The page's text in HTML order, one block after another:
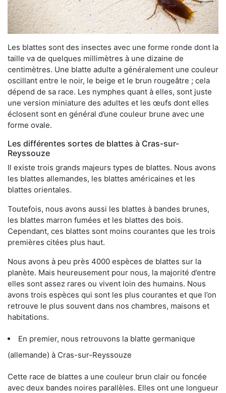
Les blattes sont des insectes avec une forme ronde dont la
taille va de quelques millimètres à une dizaine de
centimètres. Une blatte adulte a généralement une couleur
oscillant entre le noir, le beige et le brun rougeâtre ; cela
dépend de sa race. Les nymphes quant à elles, sont juste
une version miniature des adultes et les œufs dont elles
éclosent sont en général d’une couleur brune avec une
forme ovale.
Les différentes sortes de blattes à Cras-sur-
Reyssouze
Il existe trois grands majeurs types de blattes. Nous avons
les blattes allemandes, les blattes américaines et les
blattes orientales.
Toutefois, nous avons aussi les blattes à bandes brunes,
les blattes marron fumées et les blattes des bois.
Cependant, ces blattes sont moins courantes que les trois
premières citées plus haut.
Nous avons à peu près 4000 espèces de blattes sur la
planète. Mais heureusement pour nous, la majorité d’entre
elles sont assez rares ou vivent loin des humains. Nous
avons trois espèces qui sont les plus courantes et que l’on
retrouve le plus souvent dans nos chambres, maisons et
habitations.
En premier, nous retrouvons la blatte germanique
(allemande) à Cras-sur-Reyssouze
Cette race de blattes a une couleur brun clair ou foncée
avec deux bandes noires parallèles. Elles ont une longueur